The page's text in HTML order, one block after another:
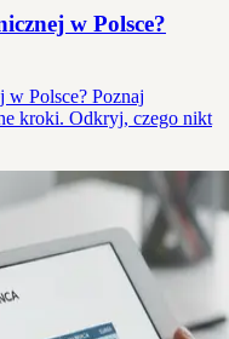
w Polsce?
w Polsce? Poznaj
kroki. Odkryj, czego nikt